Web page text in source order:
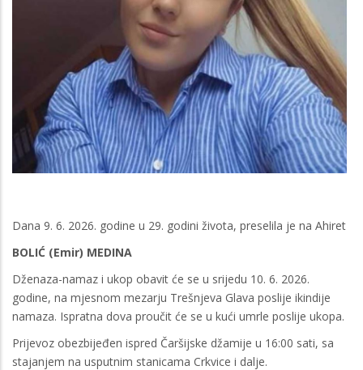
Dana 9. 6. 2026. godine u 29. godini života, preselila je na Ahiret
BOLIĆ (Emir) MEDINA
Dženaza-namaz i ukop obavit će se u srijedu 10. 6. 2026.
godine, na mjesnom mezarju Trešnjeva Glava poslije ikindije
namaza. Ispratna dova proučit će se u kući umrle poslije ukopa.
Prijevoz obezbijeđen ispred Čaršijske džamije u 16:00 sati, sa
stajanjem na usputnim stanicama Crkvice i dalje.